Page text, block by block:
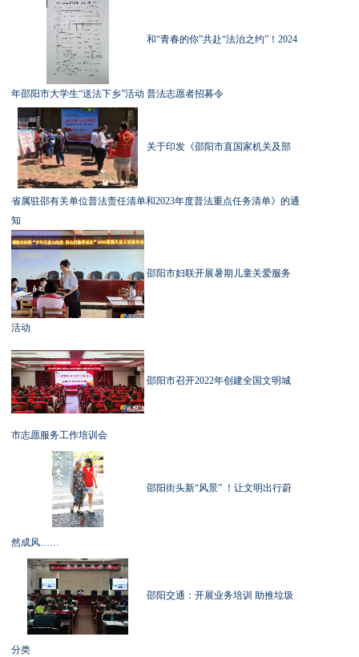
和“青春的你”共赴“法治之约”！2024
年邵阳市大学生“送法下乡”活动 普法志愿者招募令
关于印发《邵阳市直国家机关及部
省属驻邵有关单位普法责任清单和2023年度普法重点任务清单》的通
知
邵阳市妇联开展暑期儿童关爱服务
活动
邵阳市召开2022年创建全国文明城
市志愿服务工作培训会
邵阳街头新“风景” ！让文明出行蔚
然成风……
邵阳交通：开展业务培训 助推垃圾
分类